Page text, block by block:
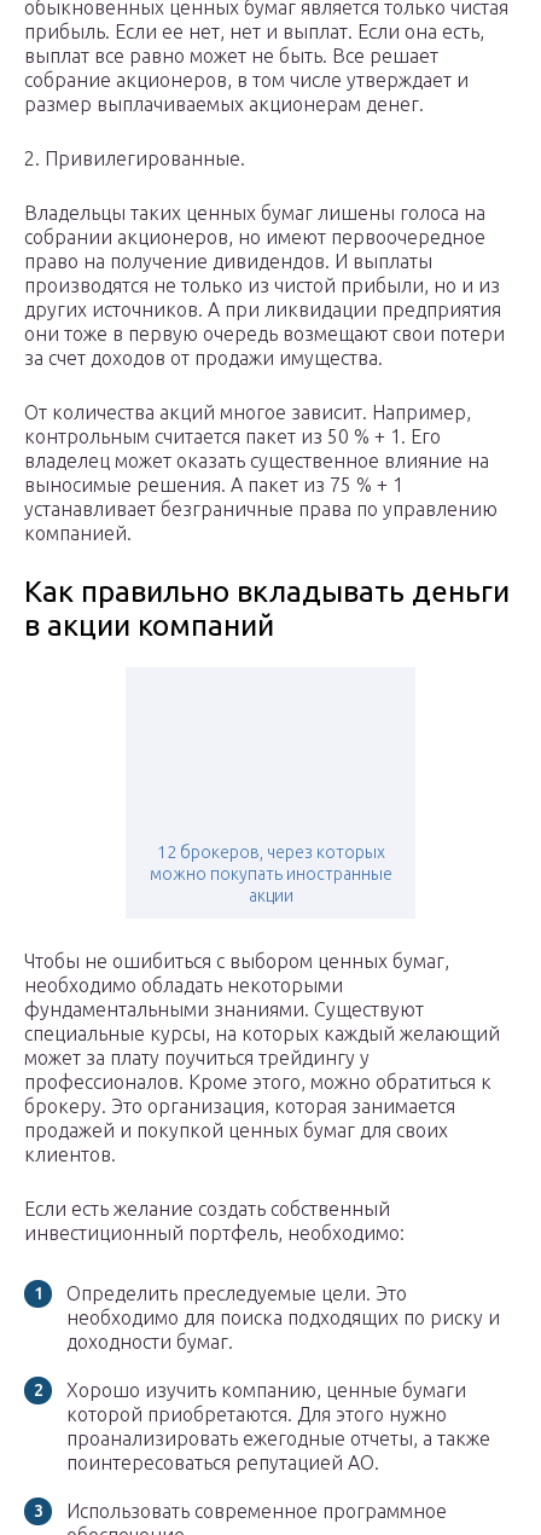
обыкновенных ценных бумаг является только чистая
прибыль. Если ее нет, нет и выплат. Если она есть,
выплат все равно может не быть. Все решает
собрание акционеров, в том числе утверждает и
размер выплачиваемых акционерам денег.
2. Привилегированные.
Владельцы таких ценных бумаг лишены голоса на
собрании акционеров, но имеют первоочередное
право на получение дивидендов. И выплаты
производятся не только из чистой прибыли, но и из
других источников. А при ликвидации предприятия
они тоже в первую очередь возмещают свои потери
за счет доходов от продажи имущества.
От количества акций многое зависит. Например,
контрольным считается пакет из 50 % + 1. Его
владелец может оказать существенное влияние на
выносимые решения. А пакет из 75 % + 1
устанавливает безграничные права по управлению
компанией.
Как правильно вкладывать деньги
в акции компаний
12 брокеров, через которых
можно покупать иностранные
акции
Чтобы не ошибиться с выбором ценных бумаг,
необходимо обладать некоторыми
фундаментальными знаниями. Существуют
специальные курсы, на которых каждый желающий
может за плату поучиться трейдингу у
профессионалов. Кроме этого, можно обратиться к
брокеру. Это организация, которая занимается
продажей и покупкой ценных бумаг для своих
клиентов.
Если есть желание создать собственный
инвестиционный портфель, необходимо:
Определить преследуемые цели. Это
необходимо для поиска подходящих по риску и
доходности бумаг.
Хорошо изучить компанию, ценные бумаги
которой приобретаются. Для этого нужно
проанализировать ежегодные отчеты, а также
поинтересоваться репутацией АО.
Использовать современное программное